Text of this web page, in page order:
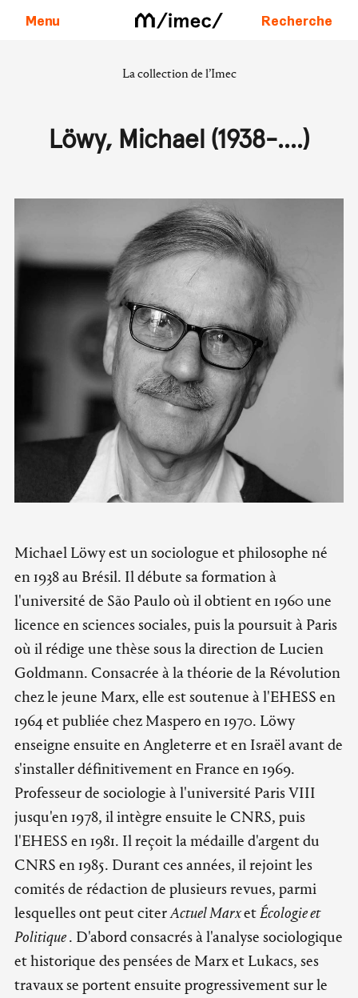
Menu Recherche
La collection de l’Imec
Löwy, Michael (1938-....)
Michael Löwy est un sociologue et philosophe né
en 1938 au Brésil. Il débute sa formation à
l'université de São Paulo où il obtient en 1960 une
licence en sciences sociales, puis la poursuit à Paris
où il rédige une thèse sous la direction de Lucien
Goldmann. Consacrée à la théorie de la Révolution
chez le jeune Marx, elle est soutenue à l'EHESS en
1964 et publiée chez Maspero en 1970. Löwy
enseigne ensuite en Angleterre et en Israël avant de
s'installer définitivement en France en 1969.
Professeur de sociologie à l'université Paris VIII
jusqu'en 1978, il intègre ensuite le CNRS, puis
l'EHESS en 1981. Il reçoit la médaille d'argent du
CNRS en 1985. Durant ces années, il rejoint les
comités de rédaction de plusieurs revues, parmi
lesquelles ont peut citer Actuel Marxet Écologie et
Politique. D'abord consacrés à l'analyse sociologique
et historique des pensées de Marx et Lukacs, ses
travaux se portent ensuite progressivement sur le